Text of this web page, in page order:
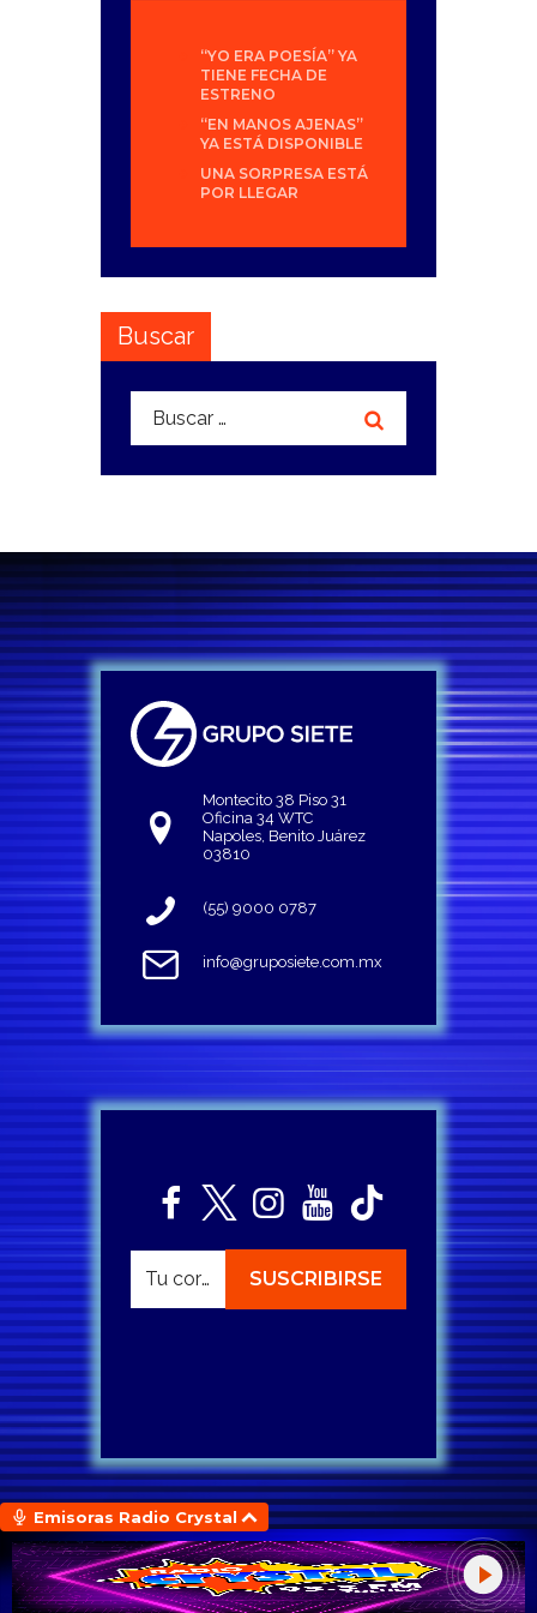
“YO ERA POESÍA” YA
TIENE FECHA DE
ESTRENO
“EN MANOS AJENAS”
YA ESTÁ DISPONIBLE
UNA SORPRESA ESTÁ
POR LLEGAR
Buscar
Buscar:
Montecito 38 Piso 31
Oficina 34 WTC
Napoles, Benito Juárez
03810
(55) 9000 0787
info@gruposiete.com.mx
Emisoras Radio Crystal